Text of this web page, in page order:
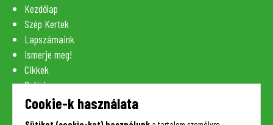
Kezdőlap
Szép Kertek
Lapszámaink
Ismerje meg!
Cikkek
Galéria
Szaknévsor
Cookie-k használata